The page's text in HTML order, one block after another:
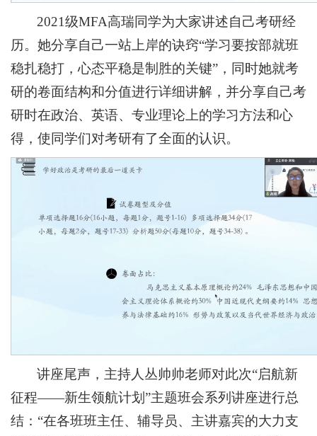
2021级MFA高瑞同学为大家讲述自己考研经
历。她分享自己一站上岸的诀窍“学习要按部就班
稳扎稳打，心态平稳是制胜的关键”，同时她就考
研的卷面结构和分值进行详细讲解，并分享自己考
研时在政治、英语、专业理论上的学习方法和心
得，使同学们对考研有了全面的认识。
讲座尾声，主持人丛帅帅老师对此次“启航新
征程——新生领航计划”主题班会系列讲座进行总
结：“在各班班主任、辅导员、主讲嘉宾的大力支